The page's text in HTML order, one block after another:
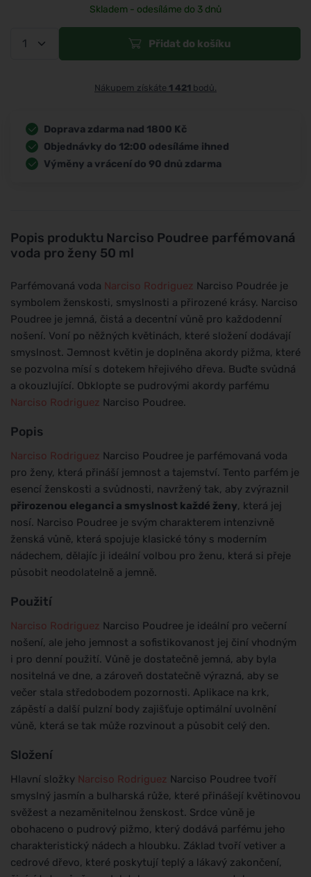
Popis produktu Narciso Poudree parfémovaná
voda pro ženy 50 ml
Parfémovaná voda Narciso Rodriguez Narciso Poudrée je
symbolem ženskosti, smyslnosti a přirozené krásy. Narciso
Poudree je jemná, čistá a decentní vůně pro každodenní
nošení. Voní po něžných květinách, které složení dodávají
smyslnost. Jemnost květin je doplněna akordy pižma, které
se pozvolna mísí s dotekem hřejivého dřeva. Buďte svůdná
a okouzlující. Obklopte se pudrovými akordy parfému
Narciso Rodriguez Narciso Poudree.
Popis
Narciso Rodriguez Narciso Poudree je parfémovaná voda
pro ženy, která přináší jemnost a tajemství. Tento parfém je
esencí ženskosti a svůdnosti, navržený tak, aby zvýraznil
přirozenou eleganci a smyslnost každé ženy, která jej
nosí. Narciso Poudree je svým charakterem intenzivně
ženská vůně, která spojuje klasické tóny s moderním
nádechem, dělajíc ji ideální volbou pro ženu, která si přeje
působit neodolatelně a jemně.
Použití
Narciso Rodriguez Narciso Poudree je ideální pro večerní
nošení, ale jeho jemnost a sofistikovanost jej činí vhodným
i pro denní použití. Vůně je dostatečně jemná, aby byla
nositelná ve dne, a zároveň dostatečně výrazná, aby se
večer stala středobodem pozornosti. Aplikace na krk,
zápěstí a další pulzní body zajišťuje optimální uvolnění
vůně, která se tak může rozvinout a působit celý den.
Složení
Hlavní složky Narciso Rodriguez Narciso Poudree tvoří
smyslný jasmín a bulharská růže, které přinášejí květinovou
svěžest a nezaměnitelnou ženskost. Srdce vůně je
obohaceno o pudrový pižmo, který dodává parfému jeho
charakteristický nádech a hloubku. Základ tvoří vetiver a
cedrové dřevo, které poskytují teplý a lákavý zakončení,
Skladem - odesíláme do 3 dnů
Přidat do košíku
Nákupem získáte 1 421 bodů.
Doprava zdarma nad 1800 Kč
Objednávky do 12:00 odesíláme ihned
Výměny a vrácení do 90 dnů zdarma